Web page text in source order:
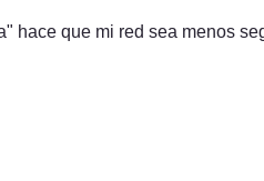
hace que mi red sea menos